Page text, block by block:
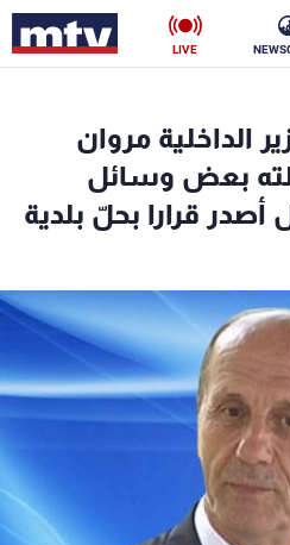
LIVE
الداخلية مروان
بعض وسائل
قرارا بحلّ بلديةناس
رياضة